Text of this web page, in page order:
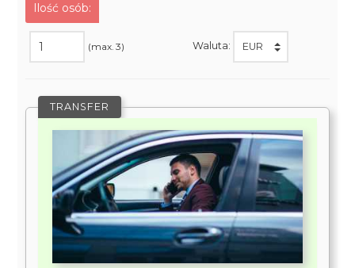
Ilość osób:
(max. 3) Waluta:
TRANSFER